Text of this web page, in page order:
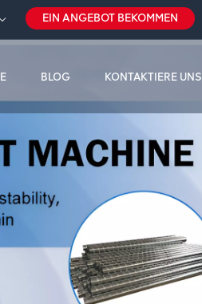
EIN ANGEBOT BEKOMMEN
BLOG KONTAKTIERE UNS